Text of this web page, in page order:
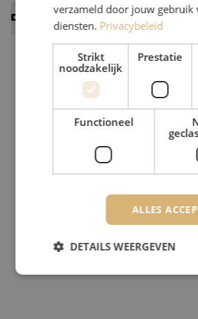
Datasheets
verzameld door jouw gebruik
diensten. Privacybeleid
Strikt
noodzakelijk
Prestatie
Functioneel
ALLES
DETAILS WEERGEVEN